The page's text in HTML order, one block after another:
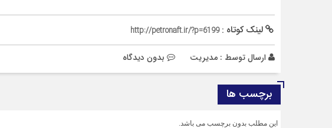
لینک کوتاه :http://petronaft.ir/?p=6199
ارسال توسط : مدیریت بدون دیدگاه
برچسب ها
این مطلب بدون برچسب می باشد.